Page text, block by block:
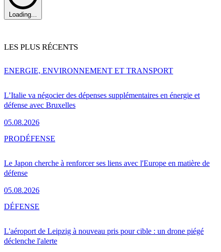
Loading...
LES PLUS RÉCENTS
L’Italie va négocier des dépenses supplémentaires en énergie et
défense avec Bruxelles
05.08.2026
ENERGIE, ENVIRONNEMENT ET TRANSPORT
Le Japon cherche à renforcer ses liens avec l'Europe en matière de
défense
05.08.2026
PRODÉFENSE
L'aéroport de Leipzig à nouveau pris pour cible : un drone piégé
déclenche l'alerte
DÉFENSE